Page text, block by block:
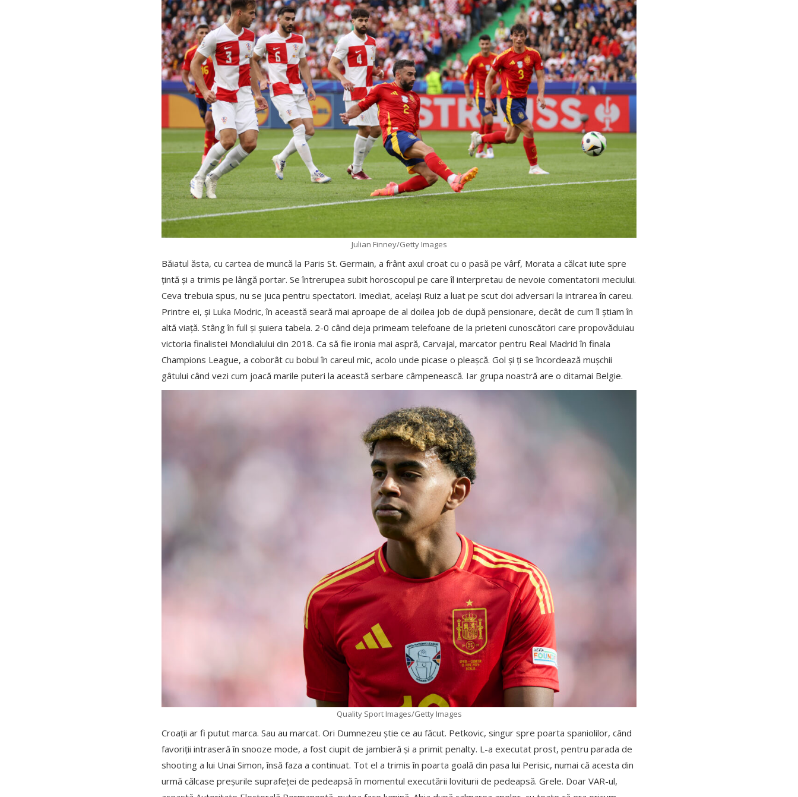
Julian Finney/Getty Images
Băiatul ăsta, cu cartea de muncă la Paris St. Germain, a frânt axul croat cu o pasă pe vârf, Morata a călcat iute spre
țintă și a trimis pe lângă portar. Se întrerupea subit horoscopul pe care îl interpretau de nevoie comentatorii meciului.
Ceva trebuia spus, nu se juca pentru spectatori. Imediat, același Ruiz a luat pe scut doi adversari la intrarea în careu.
Printre ei, și Luka Modric, în această seară mai aproape de al doilea job de după pensionare, decât de cum îl știam în
altă viață. Stâng în full și șuiera tabela. 2-0 când deja primeam telefoane de la prieteni cunoscători care propovăduiau
victoria finalistei Mondialului din 2018. Ca să fie ironia mai aspră, Carvajal, marcator pentru Real Madrid în finala
Champions League, a coborât cu bobul în careul mic, acolo unde picase o pleașcă. Gol și ți se încordează mușchii
gâtului când vezi cum joacă marile puteri la această serbare câmpenească. Iar grupa noastră are o ditamai Belgie.
Quality Sport Images/Getty Images
Croații ar fi putut marca. Sau au marcat. Ori Dumnezeu știe ce au făcut. Petkovic, singur spre poarta spaniolilor, când
favoriții intraseră în snooze mode, a fost ciupit de jambieră și a primit penalty. L-a executat prost, pentru parada de
shooting a lui Unai Simon, însă faza a continuat. Tot el a trimis în poarta goală din pasa lui Perisic, numai că acesta din
urmă călcase preșurile suprafeței de pedeapsă în momentul executării loviturii de pedeapsă. Grele. Doar VAR-ul,